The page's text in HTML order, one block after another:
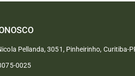
Pellanda, 3051, Pinheirinho, Curitiba-
0025